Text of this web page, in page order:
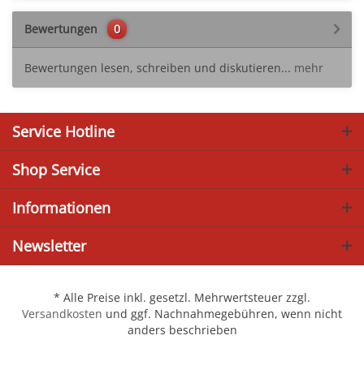
Bewertungen 0
Bewertungen lesen, schreiben und diskutieren... mehr
Service Hotline
Shop Service
Informationen
Newsletter
* Alle Preise inkl. gesetzl. Mehrwertsteuer zzgl.
Versandkosten und ggf. Nachnahmegebühren, wenn nicht
anders beschrieben